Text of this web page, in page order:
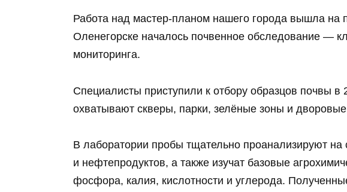
Работа над мастер‑планом нашего города вышла на
Оленегорске началось почвенное обследование —
мониторинга.
Специалисты приступили к отбору образцов почвы в
охватывают скверы, парки, зелёные зоны и дворовые
В лаборатории пробы тщательно проанализируют
и нефтепродуктов, а также изучат базовые
фосфора, калия, кислотности и углерода.